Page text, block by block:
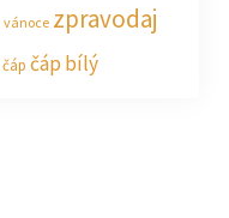
vánoce zpravodaj
čáp čáp bílý